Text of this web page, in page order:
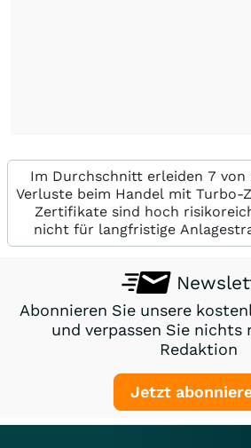
Im Durchschnitt erleiden 7 von
Verluste beim Handel mit
Zertifikate sind hoch
nicht für langfristige
Abonnieren Sie unsere
und verpassen Sie nichts
Redaktion
Jetzt